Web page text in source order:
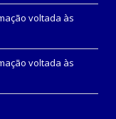
voltada às
voltada às